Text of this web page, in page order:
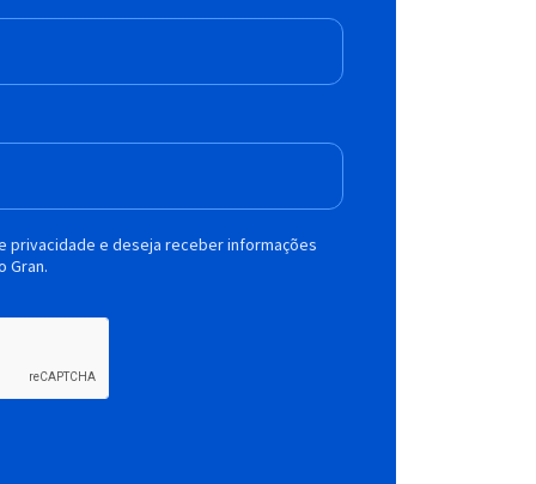
privacidade e deseja receber informações
Gran.